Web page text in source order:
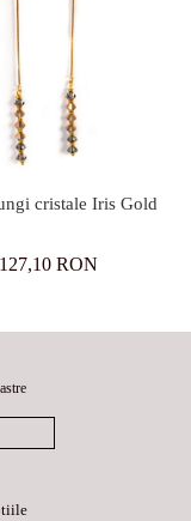
cristale Iris Gold
127,10 RON